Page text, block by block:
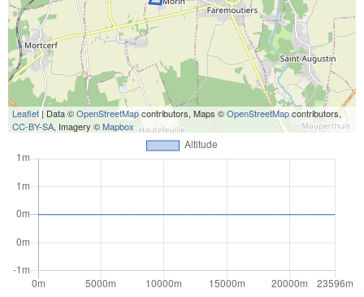
Leaflet| Data ©OpenStreetMapcontributors, Maps ©OpenStreetMapcontributors,
CC-BY-SA, Imagery ©Mapbox